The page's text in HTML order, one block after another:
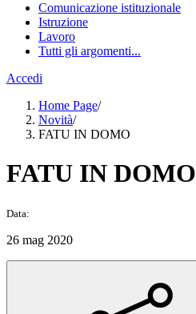
Comunicazione istituzionale
Istruzione
Lavoro
Tutti gli argomenti...
Accedi
Home Page/
Novità/
FATU IN DOMO
FATU IN DOMO
Data:
26 mag 2020